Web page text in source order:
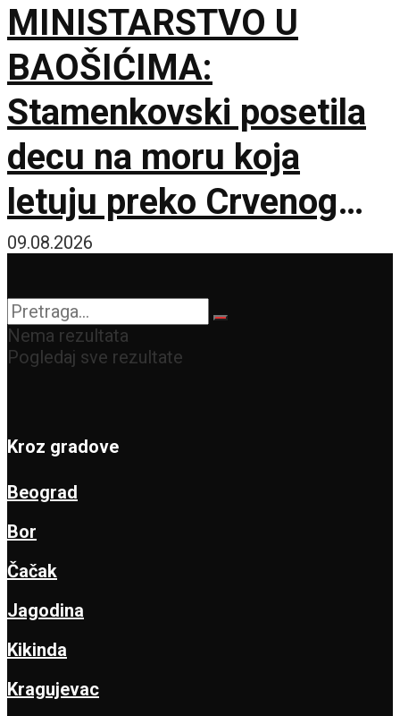
MINISTARSTVO U
BAOŠIĆIMA:
Stamenkovski posetila
decu na moru koja
letuju preko Crvenog
krsta
09.08.2026
Nema rezultata
Pogledaj sve rezultate
Kroz gradove
Beograd
Bor
Čačak
Jagodina
Kikinda
Kragujevac